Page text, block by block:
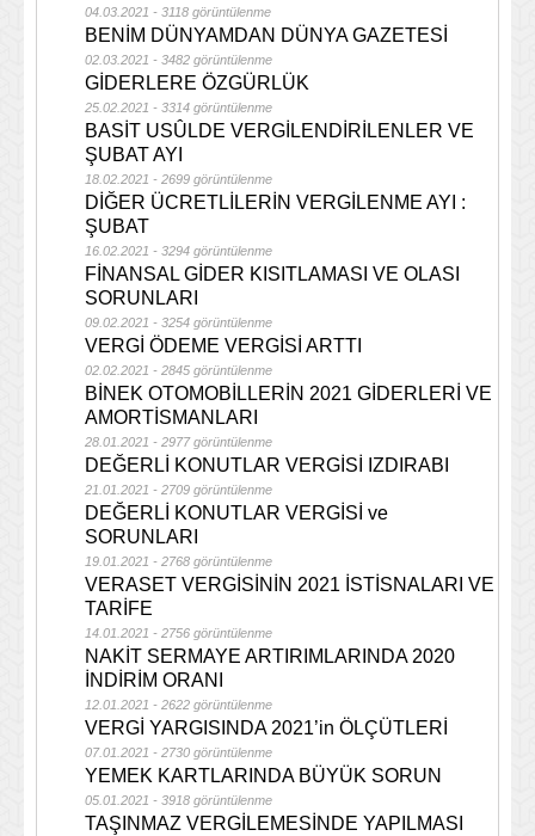
04.03.2021 - 3118 görüntülenme
BENİM DÜNYAMDAN DÜNYA GAZETESİ
02.03.2021 - 3482 görüntülenme
GİDERLERE ÖZGÜRLÜK
25.02.2021 - 3314 görüntülenme
BASİT USÛLDE VERGİLENDİRİLENLER VE
ŞUBAT AYI
18.02.2021 - 2699 görüntülenme
DİĞER ÜCRETLİLERİN VERGİLENME AYI :
ŞUBAT
16.02.2021 - 3294 görüntülenme
FİNANSAL GİDER KISITLAMASI VE OLASI
SORUNLARI
09.02.2021 - 3254 görüntülenme
VERGİ ÖDEME VERGİSİ ARTTI
02.02.2021 - 2845 görüntülenme
BİNEK OTOMOBİLLERİN 2021 GİDERLERİ VE
AMORTİSMANLARI
28.01.2021 - 2977 görüntülenme
DEĞERLİ KONUTLAR VERGİSİ IZDIRABI
21.01.2021 - 2709 görüntülenme
DEĞERLİ KONUTLAR VERGİSİ ve
SORUNLARI
19.01.2021 - 2768 görüntülenme
VERASET VERGİSİNİN 2021 İSTİSNALARI VE
TARİFE
14.01.2021 - 2756 görüntülenme
NAKİT SERMAYE ARTIRIMLARINDA 2020
İNDİRİM ORANI
12.01.2021 - 2622 görüntülenme
VERGİ YARGISINDA 2021’in ÖLÇÜTLERİ
07.01.2021 - 2730 görüntülenme
YEMEK KARTLARINDA BÜYÜK SORUN
05.01.2021 - 3918 görüntülenme
TAŞINMAZ VERGİLEMESİNDE YAPILMASI